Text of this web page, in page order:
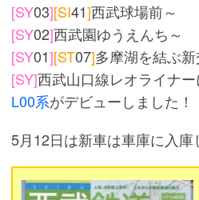
[SY03][SI41]西武球場前～
[SY02]西武園ゆうえんち～
[SY01][ST07]多摩湖を結ぶ
[SY]西武山口線レオライナ
L00系がデビューしました！
5月12日は新車は車庫に入庫